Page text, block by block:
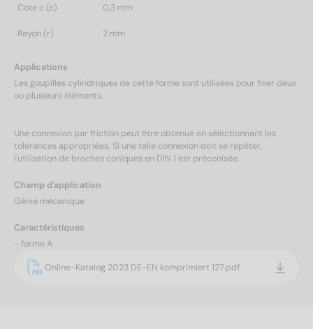
Cote c (c) 0,3 mm
Rayon (r) 2 mm
Applications
Les goupilles cylindriques de cette forme sont utilisées pour fixer deux
ou plusieurs éléments.
Une connexion par friction peut être obtenue en sélectionnant les
tolérances appropriées. Si une telle connexion doit se repéter,
l'utilisation de broches coniques en DIN 1 est préconisée.
Champ d'application
Génie mécanique
Caractéristiques
- forme A
Online-Katalog 2023 DE-EN komprimiert 127.pdf